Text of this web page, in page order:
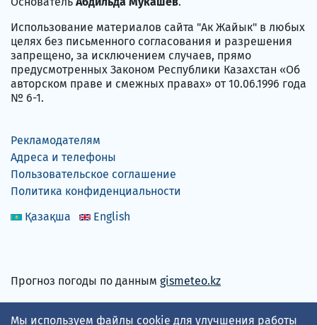
Использование материалов сайта "Ак Жайык" в любых
целях без письменного согласования и разрешения
запрещено, за исключением случаев, прямо
предусмотренных Законом Республики Казахстан «Об
авторском праве и смежных правах» от 10.06.1996 года
№ 6-1.
Рекламодателям
Адреса и телефоны
Пользовательское соглашение
Политика конфиденциальности
Қазақша
English
Прогноз погоды по данным gismeteo.kz
Принимаем карты
Мы используем файлы cookie для улучшения работы